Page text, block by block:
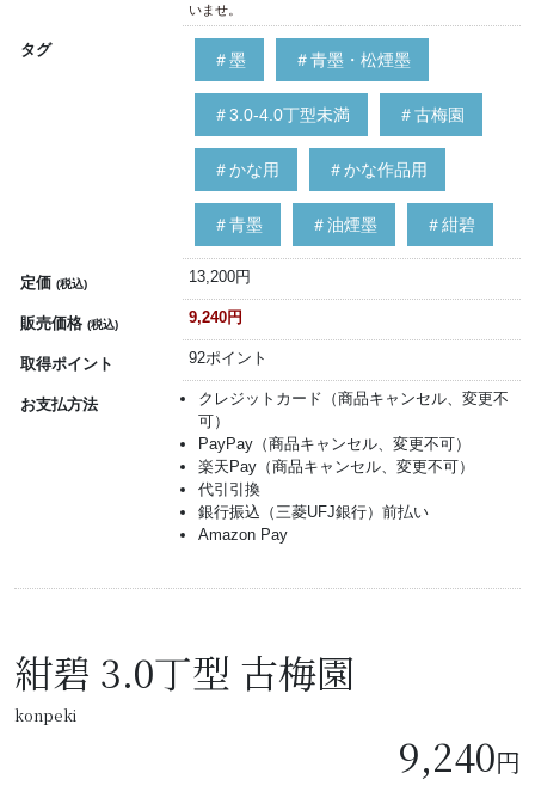
いませ。
タグ
＃墨 ＃青墨・松煙墨
＃3.0-4.0丁型未満 ＃古梅園
＃かな用 ＃かな作品用
＃青墨 ＃油煙墨 ＃紺碧
定価 (税込) 13,200円
販売価格 (税込) 9,240円
取得ポイント 92ポイント
お支払方法
クレジットカード（商品キャンセル、変更不
可）
PayPay（商品キャンセル、変更不可）
楽天Pay（商品キャンセル、変更不可）
代引引換
銀行振込（三菱UFJ銀行）前払い
Amazon Pay
紺碧 3.0丁型 古梅園
konpeki
9,240円